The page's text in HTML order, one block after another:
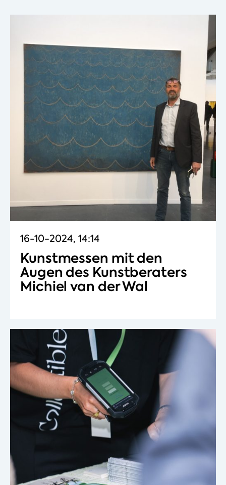
16-10-2024, 14:14
Kunstmessen mit den
Augen des Kunstberaters
Michiel van der Wal